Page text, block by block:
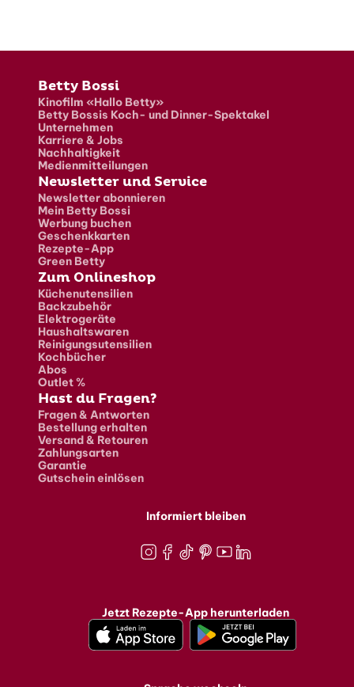
Fusszeile
Betty Bossi
Kinofilm «Hallo Betty»
Betty Bossis Koch- und Dinner-Spektakel
Unternehmen
Karriere & Jobs
Nachhaltigkeit
Medienmitteilungen
Newsletter und Service
Newsletter abonnieren
Mein Betty Bossi
Werbung buchen
Geschenkkarten
Rezepte-App
Green Betty
Zum Onlineshop
Küchenutensilien
Backzubehör
Elektrogeräte
Haushaltswaren
Reinigungsutensilien
Kochbücher
Abos
Outlet %
Hast du Fragen?
Fragen & Antworten
Bestellung erhalten
Versand & Retouren
Zahlungsarten
Garantie
Gutschein einlösen
Informiert bleiben
Jetzt Rezepte-App herunterladen